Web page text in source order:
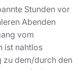
Stunden vor
Abenden
vom
ist nahtlos
zu dem/durch den